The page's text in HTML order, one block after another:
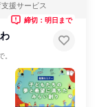
援サービス
。
締切：明日まで